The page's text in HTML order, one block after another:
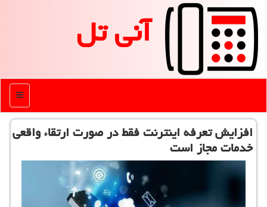
آنی تل
منو
افزایش تعرفه اینترنت فقط در صورت ارتقاء واقعی
خدمات مجاز است